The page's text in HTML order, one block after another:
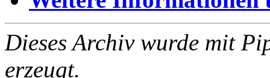
Dieses Archiv wurde mit
erzeugt.